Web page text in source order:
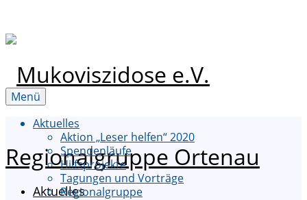
Aktuelles
Menü
Aktuelles
Aktion „Leser helfen“ 2020
Spendenläufe
Hilfsprojekte
Tagungen und Vorträge
Regionalgruppe